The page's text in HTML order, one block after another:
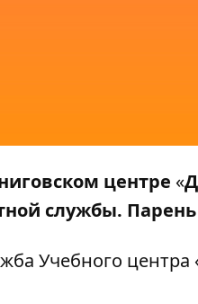
центре «
службы.
Учебного